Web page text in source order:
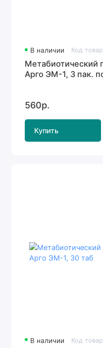
В наличии Код
Метабиотический
Арго ЭМ-1, 3 пак.
560р.
Купить
В наличии Код